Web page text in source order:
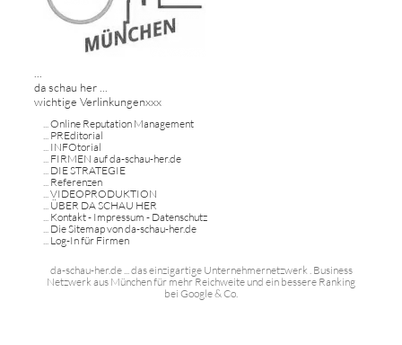
da schau her ...
wichtige Verlinkungenxxx
Online Reputation Management
PREditorial
INFOtorial
FIRMEN auf da-schau-her.de
DIE STRATEGIE
Referenzen
VIDEOPRODUKTION
ÜBER DA SCHAU HER
Kontakt - Impressum - Datenschutz
Die Sitemap von da-schau-her.de
Log-In für Firmen
da-schau-her.de ... das einzigartige Unternehmernetzwerk . Business
Netzwerk aus München für mehr Reichweite und ein bessere Ranking
bei Google & Co.